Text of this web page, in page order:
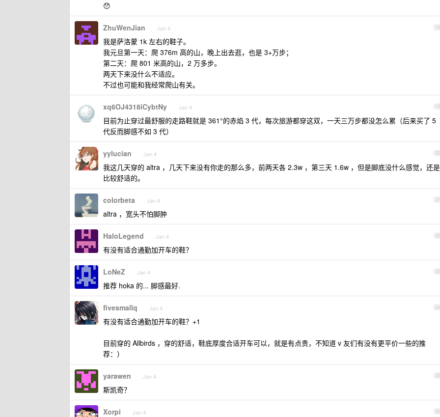
😯
18
ZhuWenJian Jan 4
我是萨洛蒙 1k 左右的鞋子。
我元旦第一天：爬 376m 高的山，晚上出去逛，也是 3+万步；
第二天：爬 801 米高的山，2 万多步。
两天下来没什么不适应。
不过也可能和我经常爬山有关。
19
xq6OJ4318iCybtNy Jan 4
目前为止穿过最舒服的走路鞋就是 361°的赤焰 3 代，每次旅游都穿这双，一天三万步都没怎么累（后来买了 5
代反而脚感不如 3 代）
20
yylucian Jan 4
我这几天穿的 altra ，几天下来没有你走的那么多，前两天各 2.3w ，第三天 1.6w ，但是脚底没什么感觉，还是
比较舒适的。
21
colorbeta Jan 4
altra ，宽头不怕脚肿
22
HaloLegend Jan 4
有没有适合通勤加开车的鞋？
23
LoNeZ Jan 4
推荐 hoka 的... 脚感最好.
24
fivesmallq Jan 4
有没有适合通勤加开车的鞋？+1
目前穿的 Allbirds ，穿的舒适，鞋底厚度合适开车可以，就是有点贵，不知道 v 友们有没有更平价一些的推
荐：）
25
yarawen Jan 4
斯凯奇？
26
Xorpi Jan 4